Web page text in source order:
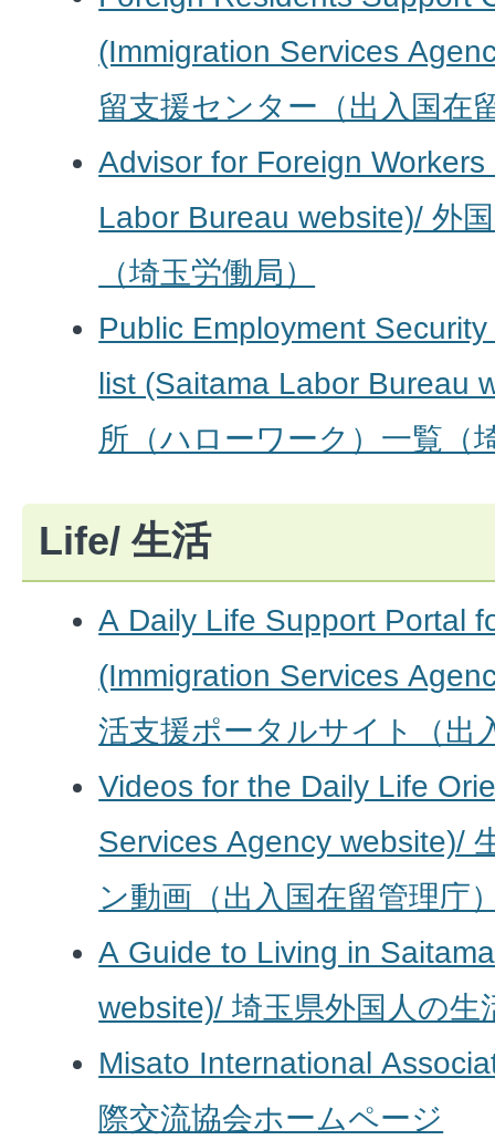
(Immigration Services
留支援センター（出入国在
Advisor for Foreign
Labor Bureau website)/ 外
（埼玉労働局）
Public Employment
list (Saitama Labor Bureau
所（ハローワーク）一覧（
Life/ 生活
A Daily Life Support Portal
(Immigration Services
活支援ポータルサイト（出
Videos for the Daily Life
Services Agency website)/
ン動画（出入国在留管理庁
A Guide to Living in
website)/ 埼玉県外国人の生
Misato International
際交流協会ホームページ